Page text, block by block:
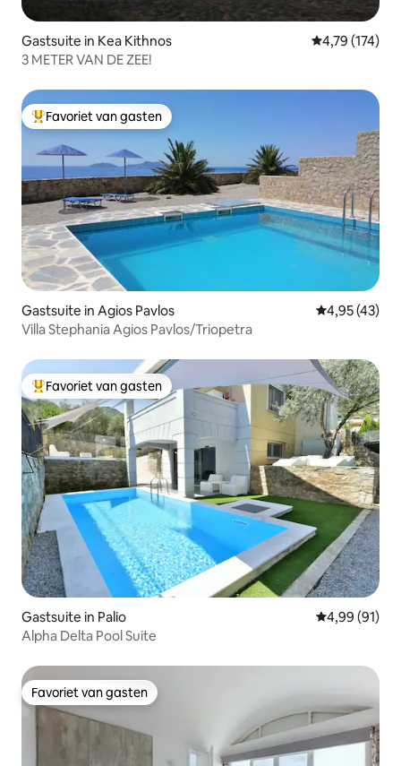
Gastsuite in Kea Kithnos Gemiddelde
4,79 (174)
3 METER VAN DE ZEE!
Topfavoriet van gasten
Favoriet van gasten
Gastsuite in Agios Pavlos Gemiddelde
4,95 (43)
Villa Stephania Agios Pavlos/Triopetra
Topfavoriet van gasten
Favoriet van gasten
Gastsuite in Palio Gemiddelde
4,99 (91)
Alpha Delta Pool Suite
Favoriet van gasten
Favoriet van gasten